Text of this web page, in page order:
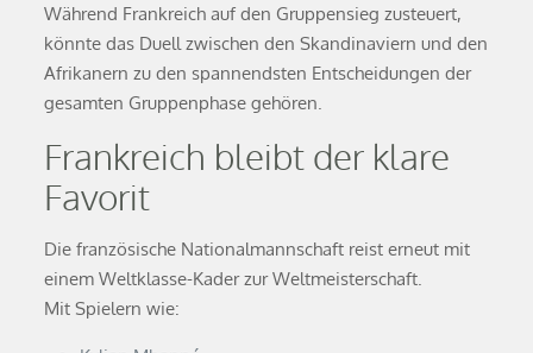
Während Frankreich auf den Gruppensieg zusteuert,
könnte das Duell zwischen den Skandinaviern und den
Afrikanern zu den spannendsten Entscheidungen der
gesamten Gruppenphase gehören.
Frankreich bleibt der klare
Favorit
Die französische Nationalmannschaft reist erneut mit
einem Weltklasse-Kader zur Weltmeisterschaft.
Mit Spielern wie: